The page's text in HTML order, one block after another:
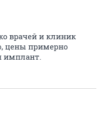
врачей и клиник
цены примерно
имплант.